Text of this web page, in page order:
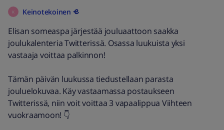
K Keinotekoinen
Elisan someaspa järjestää jouluaattoon saakka
joulukalenteria Twitterissä. Osassa luukuista yksi
vastaaja voittaa palkinnon!
Tämän päivän luukussa tiedustellaan parasta
jouluelokuvaa. Käy vastaamassa postaukseen
Twitterissä, niin voit voittaa 3 vapaalippua Viihteen
vuokraamoon! 👇